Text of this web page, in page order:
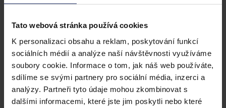
Tato webová stránka používá cookies
K personalizaci obsahu a reklam, poskytování funkcí
sociálních médií a analýze naší návštěvnosti využíváme
soubory cookie. Informace o tom, jak náš web používáte,
sdílíme se svými partnery pro sociální média, inzerci a
analýzy. Partneři tyto údaje mohou zkombinovat s
dalšími informacemi, které jste jim poskytli nebo které
portálPrávní prostor, který přináší informace
nejen z právního prostředí. Je to živé médium,
každodenní práce. A bylo to docela náročné
období.
Myslíš si, že se to povedlo?